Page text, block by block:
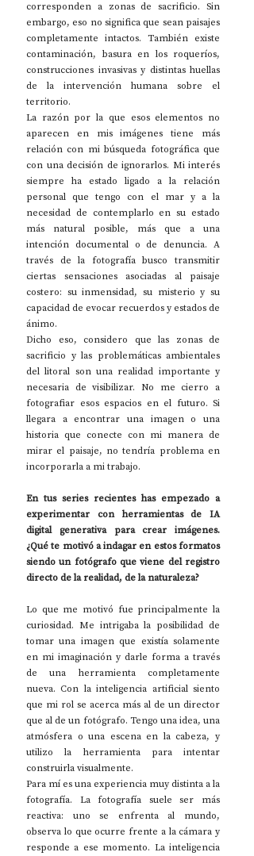
corresponden a zonas de sacrificio. Sin
embargo, eso no significa que sean paisajes
completamente intactos. También existe
contaminación, basura en los roqueríos,
construcciones invasivas y distintas huellas
de la intervención humana sobre el
territorio.
La razón por la que esos elementos no
aparecen en mis imágenes tiene más
relación con mi búsqueda fotográfica que
con una decisión de ignorarlos. Mi interés
siempre ha estado ligado a la relación
personal que tengo con el mar y a la
necesidad de contemplarlo en su estado
más natural posible, más que a una
intención documental o de denuncia. A
través de la fotografía busco transmitir
ciertas sensaciones asociadas al paisaje
costero: su inmensidad, su misterio y su
capacidad de evocar recuerdos y estados de
ánimo.
Dicho eso, considero que las zonas de
sacrificio y las problemáticas ambientales
del litoral son una realidad importante y
necesaria de visibilizar. No me cierro a
fotografiar esos espacios en el futuro. Si
llegara a encontrar una imagen o una
historia que conecte con mi manera de
mirar el paisaje, no tendría problema en
incorporarla a mi trabajo.
En tus series recientes has empezado a
experimentar con herramientas de IA
digital generativa para crear imágenes.
¿Qué te motivó a indagar en estos formatos
siendo un fotógrafo que viene del registro
directo de la realidad, de la naturaleza?
Lo que me motivó fue principalmente la
curiosidad. Me intrigaba la posibilidad de
tomar una imagen que existía solamente
en mi imaginación y darle forma a través
de una herramienta completamente
nueva. Con la inteligencia artificial siento
que mi rol se acerca más al de un director
que al de un fotógrafo. Tengo una idea, una
atmósfera o una escena en la cabeza, y
utilizo la herramienta para intentar
construirla visualmente.
Para mí es una experiencia muy distinta a la
fotografía. La fotografía suele ser más
reactiva: uno se enfrenta al mundo,
observa lo que ocurre frente a la cámara y
responde a ese momento. La inteligencia